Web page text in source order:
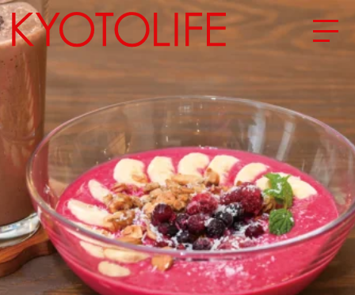
エリアから探す
地図から探す
カテゴリーから探す
SPECIAL
NEW OPEN